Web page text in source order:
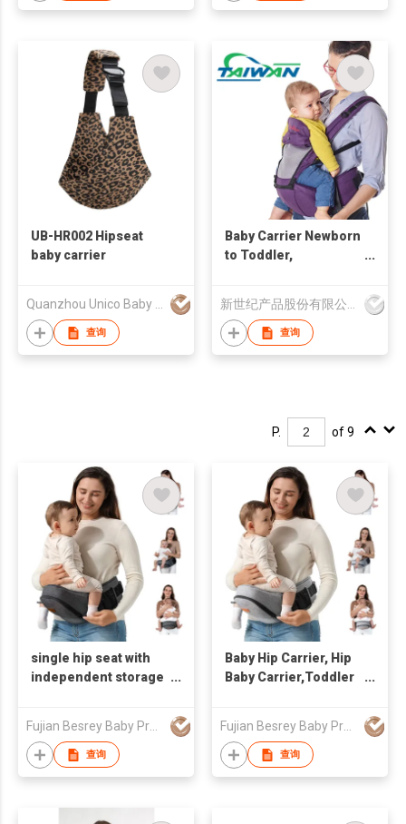
UB-HR002 Hipseat
baby carrier
查询
Baby Carrier Newborn
to Toddler,
Ergonomic Design
and Hands-Free
Comfort
查询
P. of 9
single hip seat with
independent storage
Fujian Besrey Baby Products Co., Ltd.
查询
Baby Hip Carrier, Hip
Baby Carrier,Toddler
Fujian Besrey Baby Products Co., Ltd.
查询